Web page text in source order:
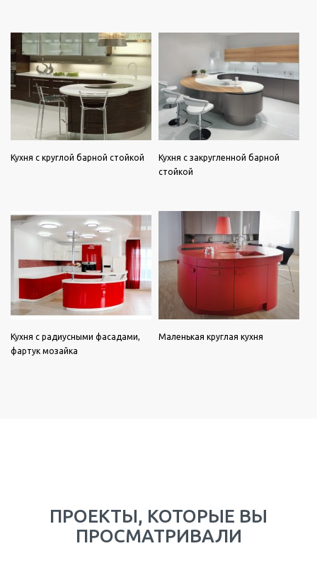
Кухня с круглой барной стойкой
Кухня с закругленной барной
стойкой
Кухня с радиусными фасадами,
фартук мозайка
Маленькая круглая кухня
ПРОЕКТЫ, КОТОРЫЕ ВЫ
ПРОСМАТРИВАЛИ